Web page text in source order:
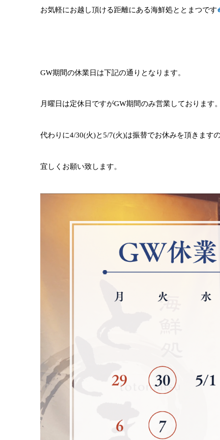
お気軽にお越し頂ける距離にある海鮮処ととまつです
GW期間の休業日は下記の通りとなります。
月曜日は定休日ですがGW期間のみ営業しております
代わりに4/30(火)と5/7(火)は振替でお休みを頂きます
宜しくお願い致します。